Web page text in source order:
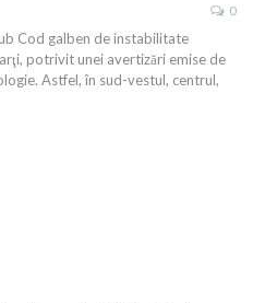
0
Cod galben de instabilitate
potrivit unei avertizări emise de
Astfel, în sud-vestul, centrul,